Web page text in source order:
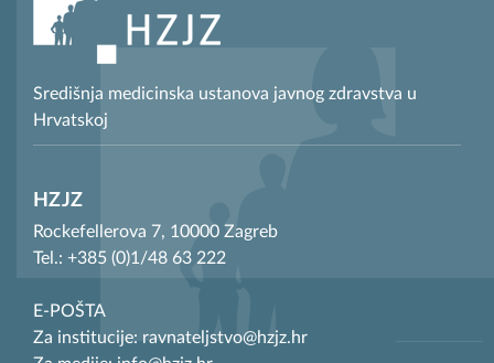
Središnja medicinska ustanova javnog zdravstva u
Hrvatskoj
HZJZ
Rockefellerova 7, 10000 Zagreb
Tel.: +385 (0)1/48 63 222
E-POŠTA
Za institucije: ravnateljstvo@hzjz.hr